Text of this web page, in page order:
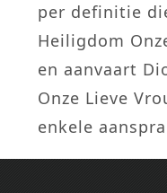
per definitie
Heiligdom
en aanvaart
Onze Lieve
enkele